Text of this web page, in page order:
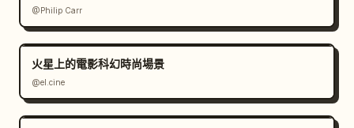
@Philip Carr
火星上的電影科幻時尚場景
@el.cine